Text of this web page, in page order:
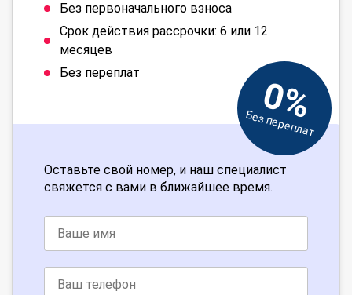
Без первоначального взноса
Срок действия рассрочки: 6 или 12
месяцев
Без переплат
0%
Без переплат
Оставьте свой номер, и наш специалист
свяжется с вами в ближайшее время.